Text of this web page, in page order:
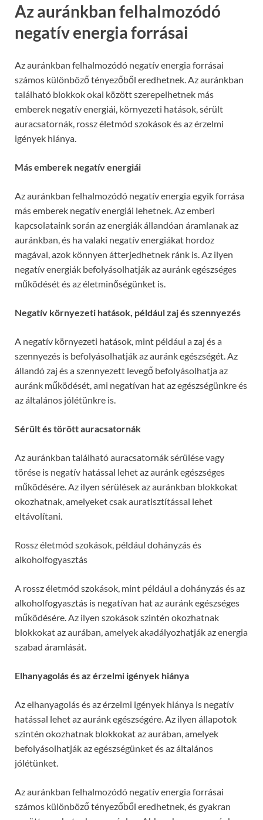
Az auránkban felhalmozódó
negatív energia forrásai
Az auránkban felhalmozódó negatív energia forrásai
számos különböző tényezőből eredhetnek. Az auránkban
található blokkok okai között szerepelhetnek más
emberek negatív energiái, környezeti hatások, sérült
auracsatornák, rossz életmód szokások és az érzelmi
igények hiánya.
Más emberek negatív energiái
Az auránkban felhalmozódó negatív energia egyik forrása
más emberek negatív energiái lehetnek. Az emberi
kapcsolataink során az energiák állandóan áramlanak az
auránkban, és ha valaki negatív energiákat hordoz
magával, azok könnyen átterjedhetnek ránk is. Az ilyen
negatív energiák befolyásolhatják az auránk egészséges
működését és az életminőségünket is.
Negatív környezeti hatások, például zaj és szennyezés
A negatív környezeti hatások, mint például a zaj és a
szennyezés is befolyásolhatják az auránk egészségét. Az
állandó zaj és a szennyezett levegő befolyásolhatja az
auránk működését, ami negatívan hat az egészségünkre és
az általános jólétünkre is.
Sérült és törött auracsatornák
Az auránkban található auracsatornák sérülése vagy
törése is negatív hatással lehet az auránk egészséges
működésére. Az ilyen sérülések az auránkban blokkokat
okozhatnak, amelyeket csak auratisztítással lehet
eltávolítani.
Rossz életmód szokások, például dohányzás és
alkoholfogyasztás
A rossz életmód szokások, mint például a dohányzás és az
alkoholfogyasztás is negatívan hat az auránk egészséges
működésére. Az ilyen szokások szintén okozhatnak
blokkokat az aurában, amelyek akadályozhatják az energia
szabad áramlását.
Elhanyagolás és az érzelmi igények hiánya
Az elhanyagolás és az érzelmi igények hiánya is negatív
hatással lehet az auránk egészségére. Az ilyen állapotok
szintén okozhatnak blokkokat az aurában, amelyek
befolyásolhatják az egészségünket és az általános
jólétünket.
Az auránkban felhalmozódó negatív energia forrásai
számos különböző tényezőből eredhetnek, és gyakran